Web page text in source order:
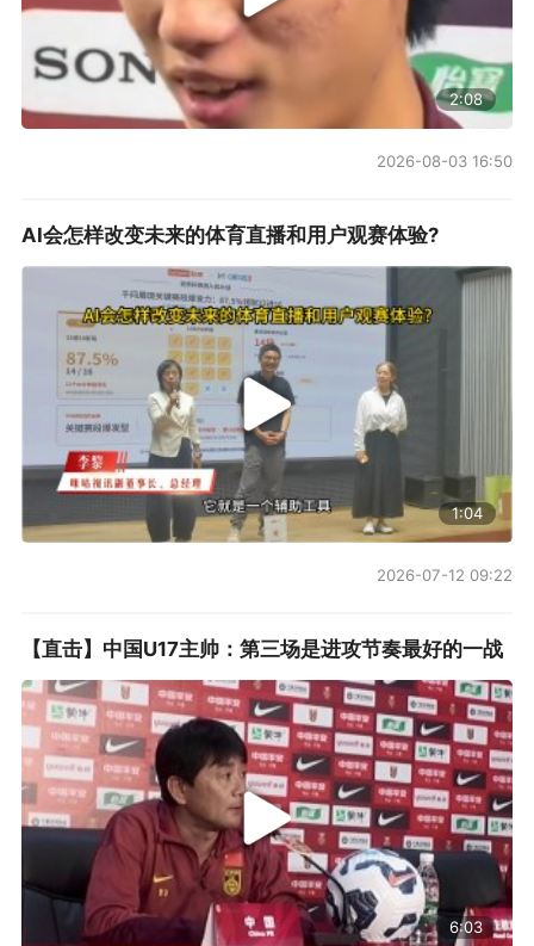
2:08
2026-08-03 16:50
AI会怎样改变未来的体育直播和用户观赛体验?
1:04
2026-07-12 09:22
【直击】中国U17主帅：第三场是进攻节奏最好的一战
6:03